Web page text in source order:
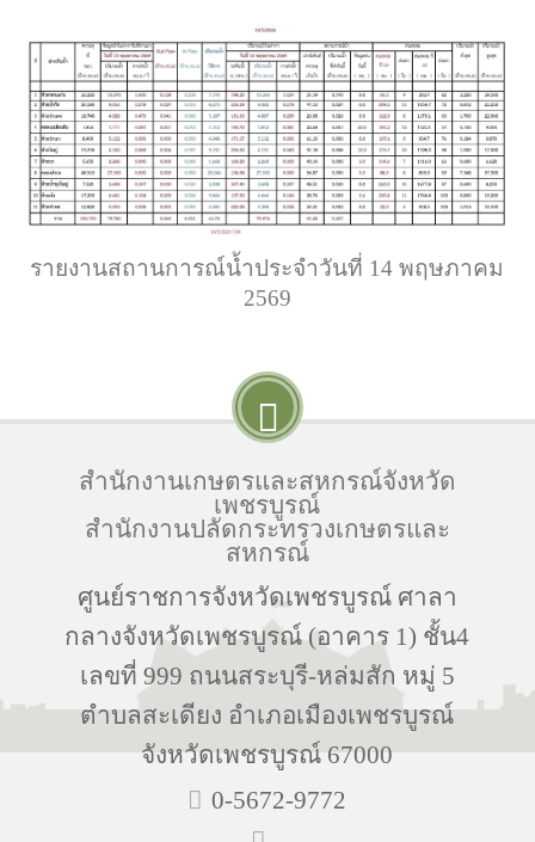
รายงานสถานการณ์น้ำประจำวันที่ 14 พฤษภาคม
2569
สำนักงานเกษตรและสหกรณ์จังหวัด
เพชรบูรณ์
สำนักงานปลัดกระทรวงเกษตรและ
สหกรณ์
ศูนย์ราชการจังหวัดเพชรบูรณ์ ศาลา
กลางจังหวัดเพชรบูรณ์ (อาคาร 1) ชั้น4
เลขที่ 999 ถนนสระบุรี-หล่มสัก หมู่ 5
ตำบลสะเดียง อำเภอเมืองเพชรบูรณ์
จังหวัดเพชรบูรณ์ 67000
0-5672-9772